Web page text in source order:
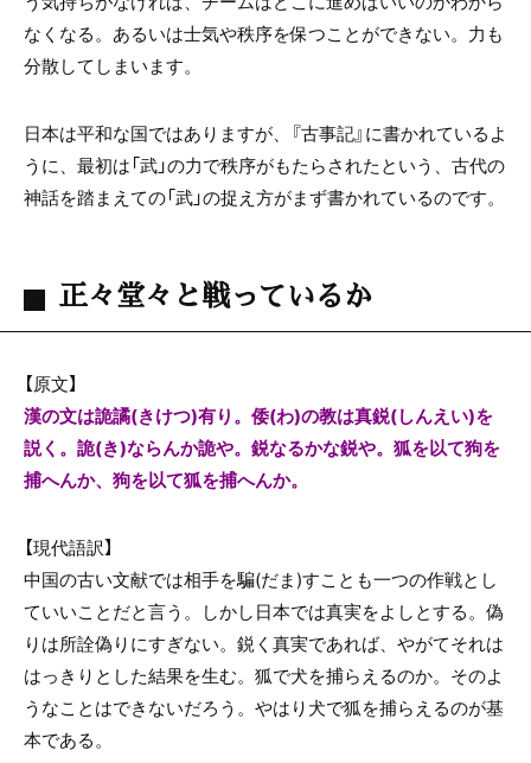
なくなる。あるいは士気や秩序を保つことができない。力も
分散してしまいます。
日本は平和な国ではありますが、『古事記』に書かれているよ
うに、最初は「武」の力で秩序がもたらされたという、古代の
神話を踏まえての「武」の捉え方がまず書かれているのです。
正々堂々と戦っているか
【原文】
漢の文は詭譎(きけつ)有り。倭(わ)の教は真鋭(しんえい)を
説く。詭(き)ならんか詭や。鋭なるかな鋭や。狐を以て狗を
捕へんか、狗を以て狐を捕へんか。
【現代語訳】
中国の古い文献では相手を騙(だま)すことも一つの作戦とし
ていいことだと言う。しかし日本では真実をよしとする。偽
りは所詮偽りにすぎない。鋭く真実であれば、やがてそれは
はっきりとした結果を生む。狐で犬を捕らえるのか。そのよ
うなことはできないだろう。やはり犬で狐を捕らえるのが基
本である。